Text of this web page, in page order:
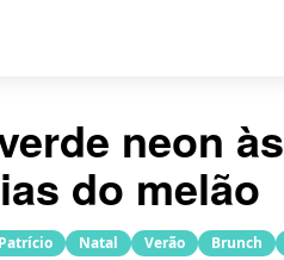
neon às
do melão
Natal Verão Brunch